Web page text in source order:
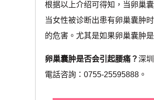
根据以上介绍可得知，当卵巢
当女性被诊断出患有卵巢囊肿
的危害。尤其是如果卵巢囊肿
卵巢囊肿是否会引起腰痛？深
電話咨詢：0755-25595888。